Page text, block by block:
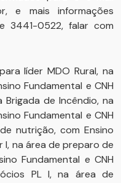
e mais informações
3441-0522, falar com
líder MDO Rural, na
Fundamental e CNH
de Incêndio, na
Fundamental e CNH
nutrição, com Ensino
na área de preparo de
Fundamental e CNH
PL I, na área de